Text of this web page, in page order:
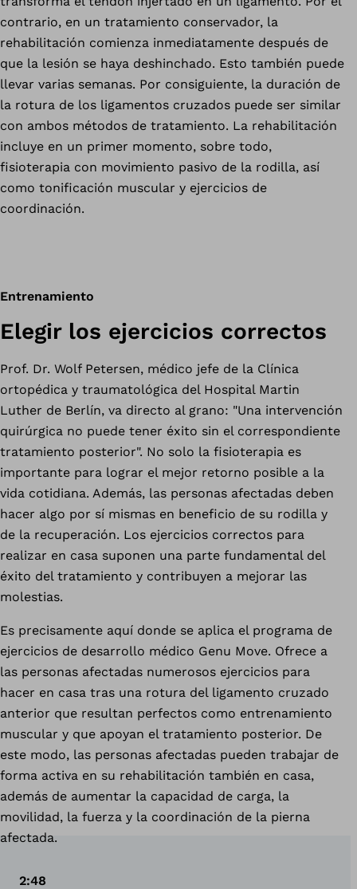
contrario, en un tratamiento conservador, la
rehabilitación comienza inmediatamente después de
que la lesión se haya deshinchado. Esto también puede
llevar varias semanas. Por consiguiente, la duración de
la rotura de los ligamentos cruzados puede ser similar
con ambos métodos de tratamiento. La rehabilitación
incluye en un primer momento, sobre todo,
fisioterapia con movimiento pasivo de la rodilla, así
como tonificación muscular y ejercicios de
coordinación.
Entrenamiento
Elegir los ejercicios correctos
Prof. Dr. Wolf Petersen, médico jefe de la Clínica
ortopédica y traumatológica del Hospital Martin
Luther de Berlín, va directo al grano: "Una intervención
quirúrgica no puede tener éxito sin el correspondiente
tratamiento posterior". No solo la fisioterapia es
importante para lograr el mejor retorno posible a la
vida cotidiana. Además, las personas afectadas deben
hacer algo por sí mismas en beneficio de su rodilla y
de la recuperación. Los ejercicios correctos para
realizar en casa suponen una parte fundamental del
éxito del tratamiento y contribuyen a mejorar las
molestias.
Es precisamente aquí donde se aplica el programa de
ejercicios de desarrollo médico Genu Move. Ofrece a
las personas afectadas numerosos ejercicios para
hacer en casa tras una rotura del ligamento cruzado
anterior que resultan perfectos como entrenamiento
muscular y que apoyan el tratamiento posterior. De
este modo, las personas afectadas pueden trabajar de
forma activa en su rehabilitación también en casa,
además de aumentar la capacidad de carga, la
movilidad, la fuerza y la coordinación de la pierna
afectada.
2:48